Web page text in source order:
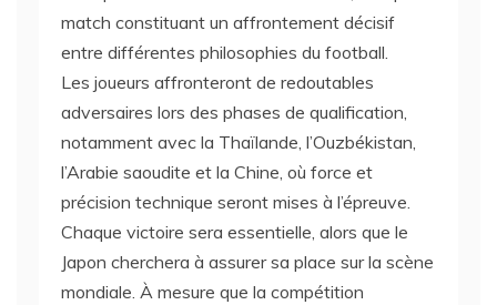
match constituant un affrontement décisif
entre différentes philosophies du football.
Les joueurs affronteront de redoutables
adversaires lors des phases de qualification,
notamment avec la Thaïlande, l’Ouzbékistan,
l’Arabie saoudite et la Chine, où force et
précision technique seront mises à l’épreuve.
Chaque victoire sera essentielle, alors que le
Japon cherchera à assurer sa place sur la scène
mondiale. À mesure que la compétition